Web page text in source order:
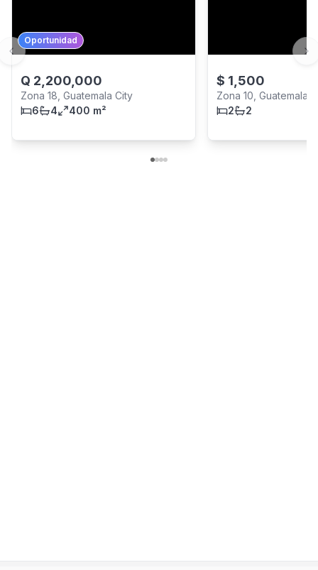
Oportunidad
Q 2,200,000
Zona 18, Guatemala City
6
4 400 m²
$ 1,500
Zona 10, Guatemala
2
2
Previous slide